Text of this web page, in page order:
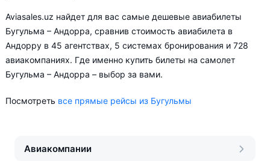
Aviasales.uz найдет для вас самые дешевые авиабилеты
Бугульма – Андорра, сравнив стоимость авиабилета в
Андорру в 45 агентствах, 5 системах бронирования и 728
авиакомпаниях. Где именно купить билеты на самолет
Бугульма – Андорра – выбор за вами.
Посмотреть все прямые рейсы из Бугульмы
Авиакомпании